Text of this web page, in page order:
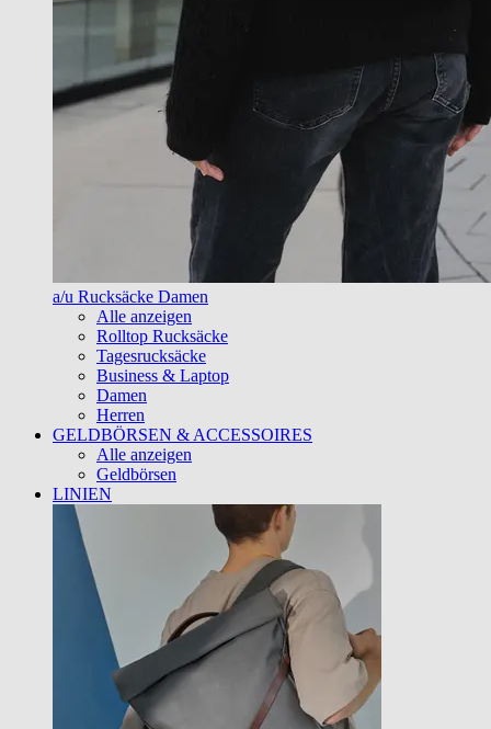
a/u Rucksäcke Damen
Alle anzeigen
Rolltop Rucksäcke
Tagesrucksäcke
Business & Laptop
Damen
Herren
GELDBÖRSEN & ACCESSOIRES
Alle anzeigen
Geldbörsen
LINIEN